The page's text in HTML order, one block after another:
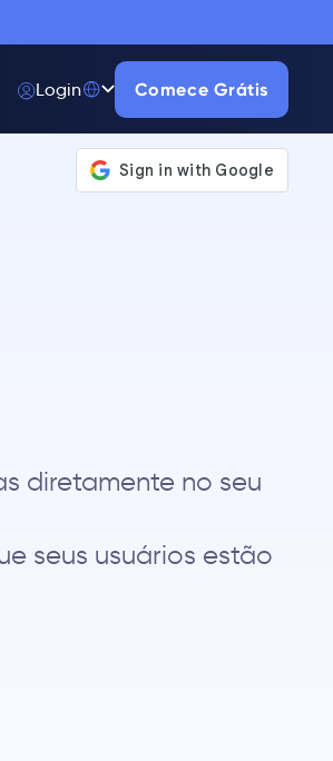
Login Comece Grátis
diretamente no seu
seus usuários estão